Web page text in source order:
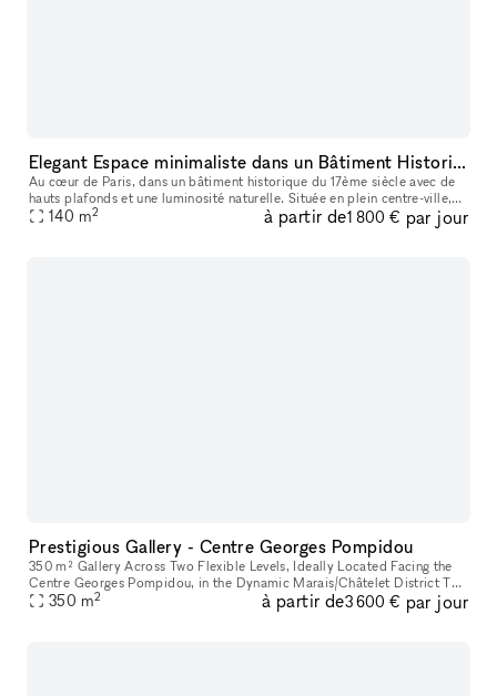
Elegant Espace minimaliste dans un Bâtiment Historique, Palais-Royal/ Louvre
Au cœur de Paris, dans un bâtiment historique du 17ème siècle avec de
hauts plafonds et une luminosité naturelle. Située en plein centre-ville,
ce lieu est parfait pour des événements éphémères ou de
140 m2 à partir de1 800 € par jour
Prestigious Gallery - Centre Georges Pompidou
350 m² Gallery Across Two Flexible Levels, Ideally Located Facing the
Centre Georges Pompidou, in the Dynamic Marais/Châtelet District This
exceptional space offers a modern, versatile environment,
350 m2 à partir de3 600 € par jour